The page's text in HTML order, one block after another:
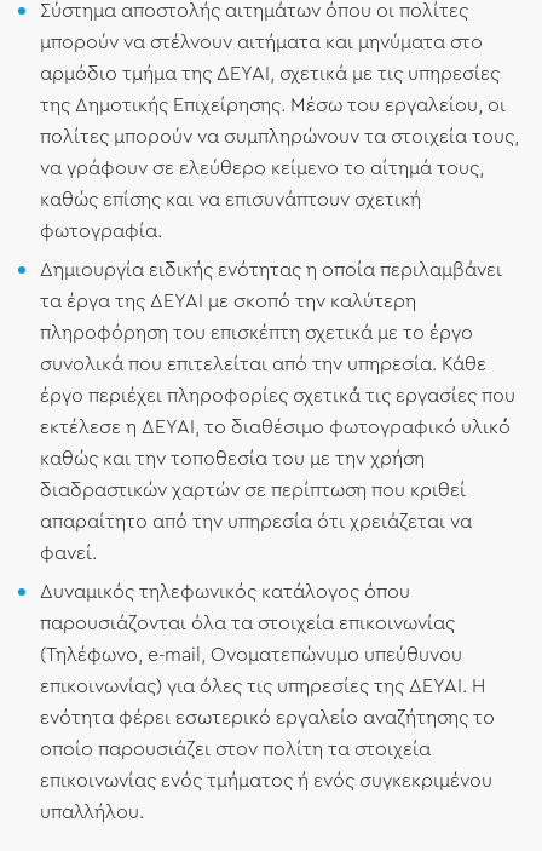
Σύστημα αποστολής αιτημάτων όπου οι πολίτες
μπορούν να στέλνουν αιτήματα και μηνύματα στο
αρμόδιο τμήμα της ΔΕΥΑΙ, σχετικά με τις υπηρεσίες
της Δημοτικής Επιχείρησης. Μέσω του εργαλείου, οι
πολίτες μπορούν να συμπληρώνουν τα στοιχεία τους,
να γράφουν σε ελεύθερο κείμενο το αίτημά τους,
καθώς επίσης και να επισυνάπτουν σχετική
φωτογραφία.
Δημιουργία ειδικής ενότητας η οποία περιλαμβάνει
τα έργα της ΔΕΥΑΙ με σκοπό την καλύτερη
πληροφόρηση του επισκέπτη σχετικά με το έργο
συνολικά που επιτελείται από την υπηρεσία. Κάθε
έργο περιέχει πληροφορίες σχετικά́ τις εργασίες που
εκτέλεσε η ΔΕΥΑΙ, το διαθέσιμο φωτογραφικό́ υλικό́
καθώς και την τοποθεσία του με την χρήση
διαδραστικών χαρτών σε περίπτωση που κριθεί
απαραίτητο από την υπηρεσία ότι χρειάζεται να
φανεί.
Δυναμικός τηλεφωνικός κατάλογος όπου
παρουσιάζονται όλα τα στοιχεία επικοινωνίας
(Τηλέφωνο, e-mail, Ονοματεπώνυμο υπεύθυνου
επικοινωνίας) για όλες τις υπηρεσίες της ΔΕΥΑΙ. Η
ενότητα φέρει εσωτερικό εργαλείο αναζήτησης το
οποίο παρουσιάζει στον πολίτη τα στοιχεία
επικοινωνίας ενός τμήματος ή ενός συγκεκριμένου
υπαλλήλου.